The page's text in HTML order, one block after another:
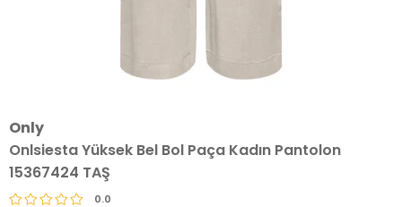
Only
Onlsiesta Yüksek Bel Bol Paça Kadın Pantolon
15367424 TAŞ
0.0